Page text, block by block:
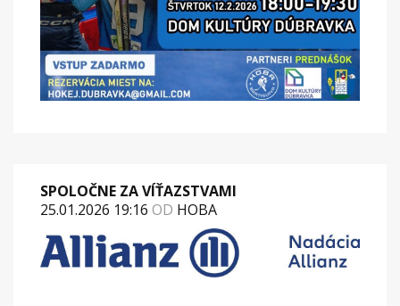
SPOLOČNE ZA VÍŤAZSTVAMI
25.01.2026 19:16 OD HOBA